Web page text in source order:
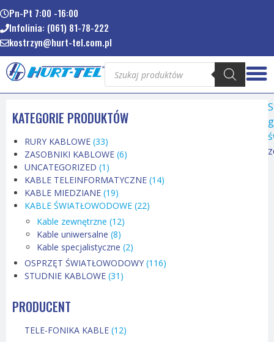
Pn-Pt 7:00 -16:00
Infolinia: (061) 81-78-222
kostrzyn@hurt-tel.com.pl
KATEGORIE PRODUKTÓW
RURY KABLOWE (33)
ZASOBNIKI KABLOWE (6)
UNCATEGORIZED (1)
KABLE TELEINFORMATYCZNE (14)
KABLE MIEDZIANE (19)
KABLE ŚWIATŁOWODOWE (22)
Kable zewnętrzne (12)
Kable uniwersalne (8)
Kable specjalistyczne (2)
OSPRZĘT ŚWIATŁOWODOWY (116)
STUDNIE KABLOWE (31)
PRODUCENT
TELE-FONIKA KABLE (12)